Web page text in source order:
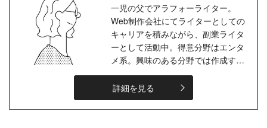
一児の父でアラフォーライター。
Web制作会社にてライターとしての
キャリアを積みながら、副業ライタ
ーとして活動中。得意分野はエンタ
メ系。興味のある分野では作成する
文章にも地が出がち。座右の銘は
「ライターは文化的雪かき」。鈍く
光る職...
詳細を見る